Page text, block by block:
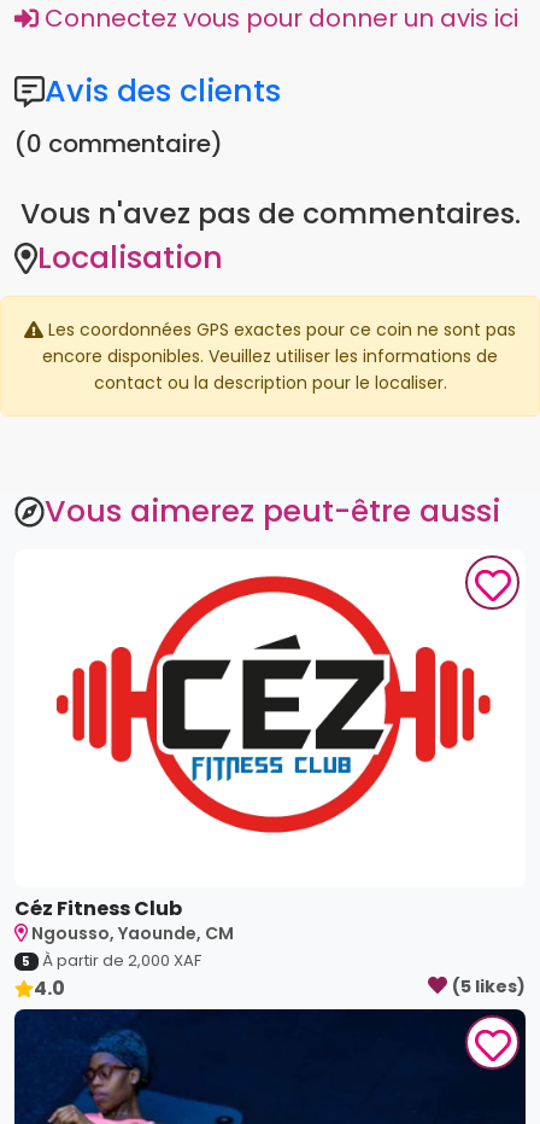
Connectez vous pour donner un avis ici
Avis des clients
(0 commentaire)
Vous n'avez pas de commentaires.
Localisation
Les coordonnées GPS exactes pour ce coin ne sont pas
encore disponibles. Veuillez utiliser les informations de
contact ou la description pour le localiser.
Vous aimerez peut-être aussi
Céz Fitness Club
Ngousso, Yaounde, CM
5 À partir de 2,000 XAF
4.0 (5 likes)